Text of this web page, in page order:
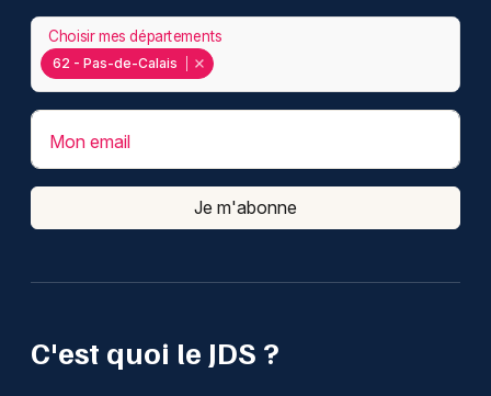
C'est quoi le JDS ?
62 - Pas-de-Calais
Choisir mes départements
Mon email
Je m'abonne